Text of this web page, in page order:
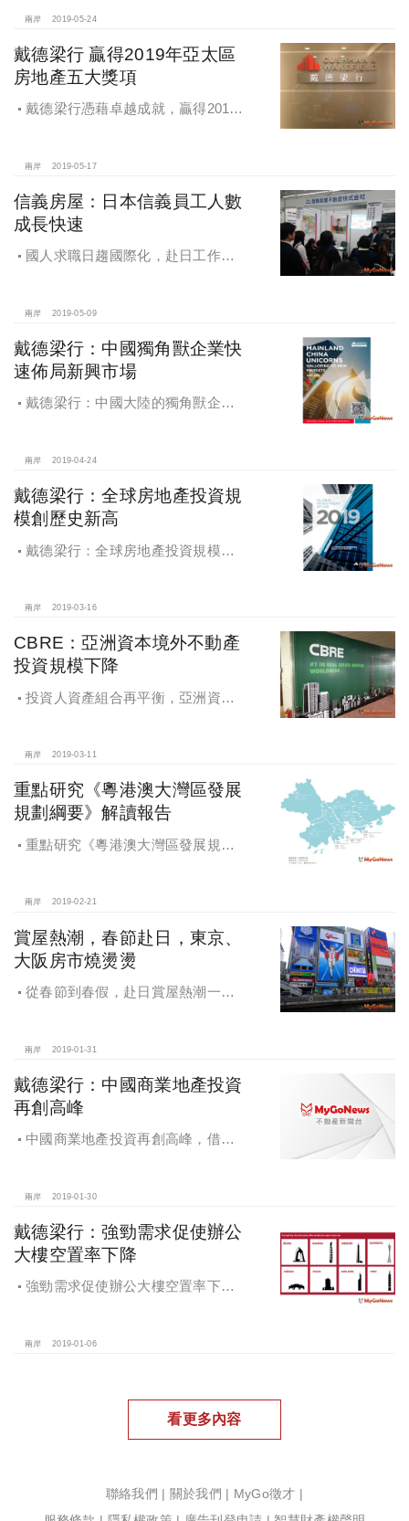
兩岸 2019-05-24
戴德梁行 贏得2019年亞太區
房地產五大獎項
戴德梁行憑藉卓越成就，贏得2019
兩岸 2019-05-17
信義房屋：日本信義員工人數
成長快速
國人求職日趨國際化，赴日工作者
兩岸 2019-05-09
戴德梁行：中國獨角獸企業快
速佈局新興市場
戴德梁行：中國大陸的獨角獸企業–
兩岸 2019-04-24
戴德梁行：全球房地產投資規
模創歷史新高
戴德梁行：全球房地產投資規模創
兩岸 2019-03-16
CBRE：亞洲資本境外不動產
投資規模下降
投資人資產組合再平衡，亞洲資本
兩岸 2019-03-11
重點研究《粵港澳大灣區發展
規劃綱要》解讀報告
重點研究《粵港澳大灣區發展規劃
兩岸 2019-02-21
賞屋熱潮，春節赴日，東京、
大阪房市燒燙燙
從春節到春假，赴日賞屋熱潮一波
兩岸 2019-01-31
戴德梁行：中國商業地產投資
再創高峰
中國商業地產投資再創高峰，借貸
兩岸 2019-01-30
戴德梁行：強勁需求促使辦公
大樓空置率下降
強勁需求促使辦公大樓空置率下
兩岸 2019-01-06
看更多內容
聯絡我們 關於我們 MyGo徵才